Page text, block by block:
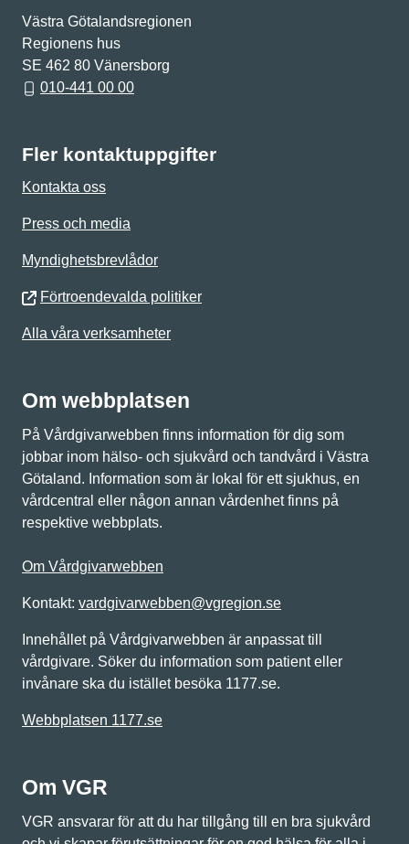
Västra Götalandsregionen
Regionens hus
SE 462 80 Vänersborg
010-441 00 00
Fler kontaktuppgifter
Kontakta oss
Press och media
Myndighetsbrevlådor
Förtroendevalda politiker
Alla våra verksamheter
Om webbplatsen
På Vårdgivarwebben finns information för dig som
jobbar inom hälso- och sjukvård och tandvård i Västra
Götaland. Information som är lokal för ett sjukhus, en
vårdcentral eller någon annan vårdenhet finns på
respektive webbplats.
Om Vårdgivarwebben
Kontakt: vardgivarwebben@vgregion.se
Innehållet på Vårdgivarwebben är anpassat till
vårdgivare. Söker du information som patient eller
invånare ska du istället besöka 1177.se.
Webbplatsen 1177.se
Om VGR
VGR ansvarar för att du har tillgång till en bra sjukvård